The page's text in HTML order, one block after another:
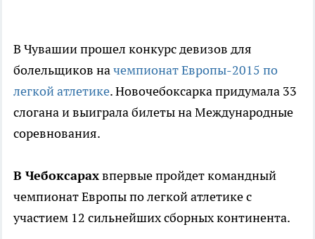
В Чувашии прошел конкурс девизов для
болельщиков начемпионат Европы-2015 по
легкой атлетике. Новочебоксарка придумала 33
слогана и выиграла билеты на Международные
соревнования.
В Чебоксарахвпервые пройдет командный
чемпионат Европы по легкой атлетике с
участием 12 сильнейших сборных континента.